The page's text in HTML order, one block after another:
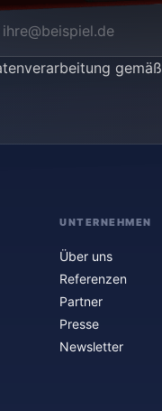
gemäß
UNTERNEHMEN
Über uns
Referenzen
Partner
Presse
Newsletter